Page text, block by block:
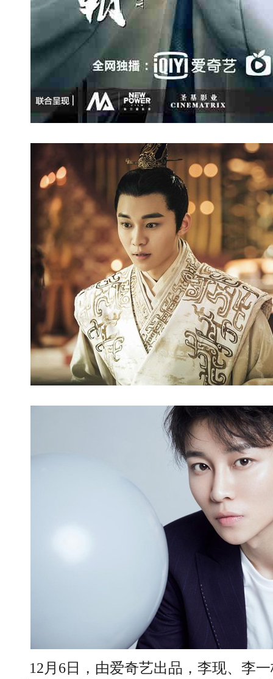
12月6日，由爱奇艺出品，李现、李一